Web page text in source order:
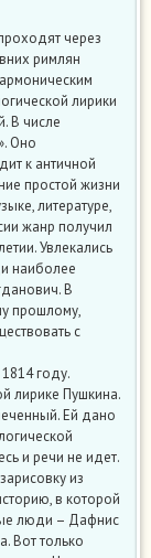
через
римлян
лирики
В числе
Оно
к античной
простой жизни
литературе,
жанр получил
Увлекались
наиболее
В
прошлому,
с
году.
лирике Пушкина.
Ей дано
и речи не идет.
из
в которой
люди – Дафнис
Вот только